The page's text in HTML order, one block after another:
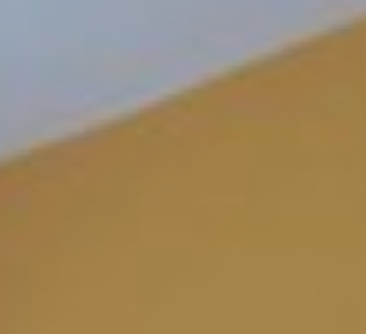
Συνεργάτες